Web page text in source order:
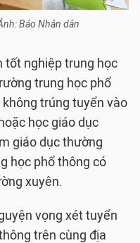
Báo Nhân dân
tốt nghiệp trung học
trung học phổ
trúng tuyển vào
học giáo dục
giáo dục thường
học phổ thông có
xuyên.
vọng xét tuyển
trên cùng địa